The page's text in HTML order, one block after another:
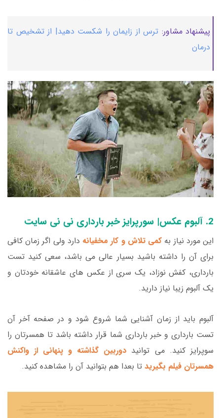
پیشنهاد مشاور: ترس از زایمان را شکست دهید| از تشخیص تا
درمان
2. آلبوم عکس| سورپرایز خبر بارداری نی نی سایت
این مورد نیاز به کمی تلاش و کار مخفیانه دارد ولی اگر زمان کافی
برای آن را داشته باشید بسیار عالی می باشد، سعی کنید تست
بارداری، کفش نوزاد، یک سری از عکس های عاشقانه خودتان و
یک آلبوم زیبا نیاز دارید.
آلبوم باید از زمان آشنایی شما شروع شود و در صفحه آخر آن
تست بارداری و خبر بارداری شما قرار داشته باشد تا همسرتان را
سوپرایز کنید. می توانید دوربین گذاشته و پنهانی از واکنش
همسرتان فیلم بگیرید تا بعدا هم بتوانید آن را مشاهده کنید.